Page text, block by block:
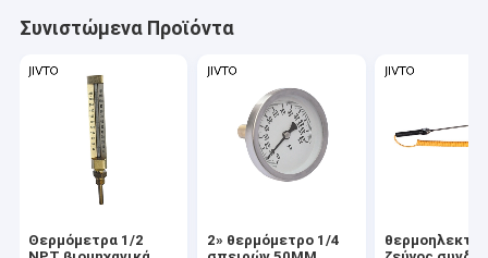
Συνιστώμενα Προϊόντα
Θερμόμετρα 1/2
2» θερμόμετρο 1/4